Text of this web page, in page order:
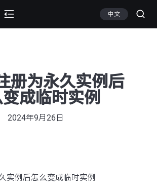
中文
册为永久实例后
成临时实例
2024年9月26日
实例后怎么变成临时实例